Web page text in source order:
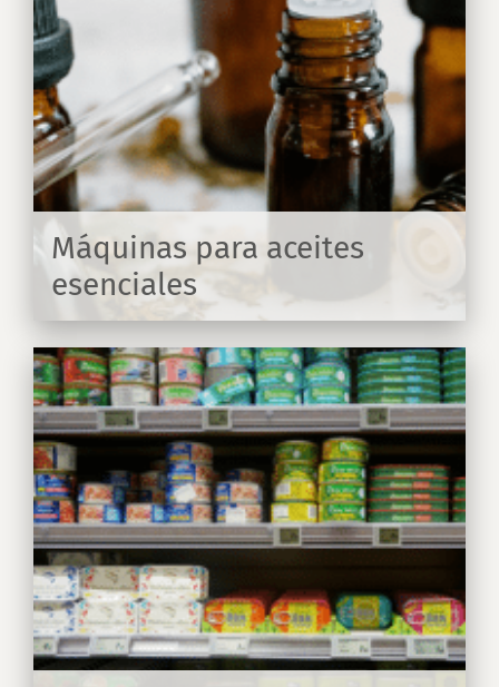
Máquinas para aceites
esenciales